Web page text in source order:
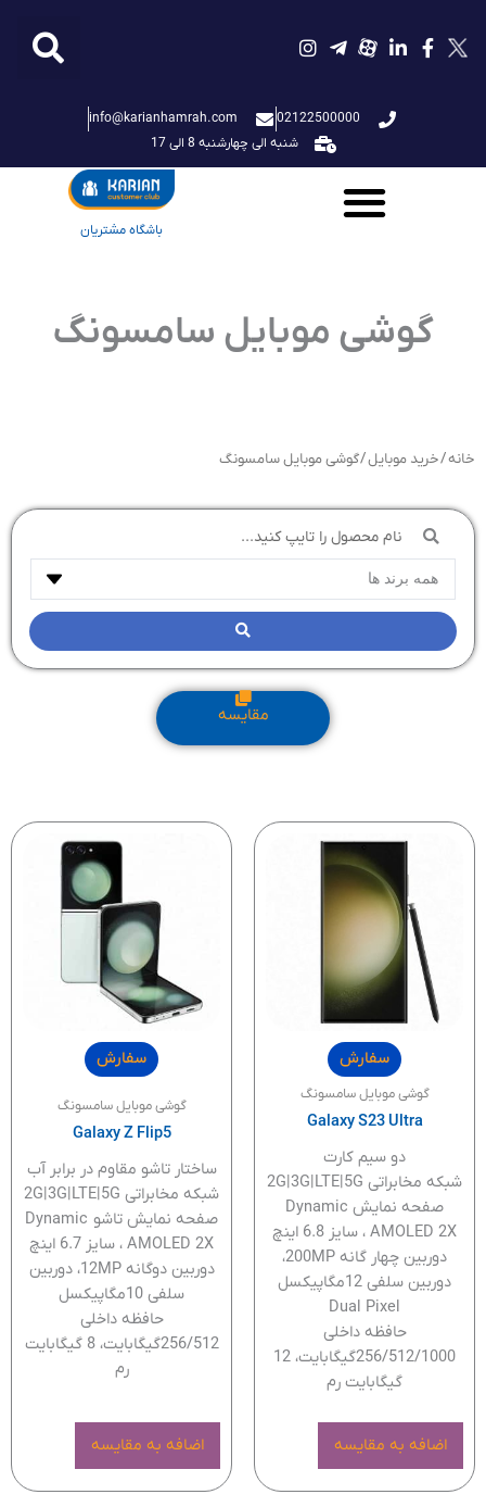
محتوا
02122500000
info@karianhamrah.com
شنبه الی چهارشنبه 8 الی 17
باشگاه مشتریان
گوشی موبایل سامسونگ
خانه/خرید موبایل/ گوشی موبایل سامسونگ
جستجو
...
مقایسه
سفارش
گوشی موبایل سامسونگ
Galaxy S23 Ultra
دو سیم کارت
شبکه مخابراتی 2G|3G|LTE|5G
صفحه نمایش Dynamic
AMOLED 2X ، سایز 6.8 اینچ
دوربین چهار گانه 200MP،
دوربین سلفی 12مگاپیکسل
Dual Pixel
حافظه داخلی
256/512/1000گیگابایت، 12
گیگابایت رم
اضافه به مقایسه
سفارش
گوشی موبایل سامسونگ
Galaxy Z Flip5
ساختار تاشو مقاوم در برابر آب
شبکه مخابراتی 2G|3G|LTE|5G
صفحه نمایش تاشو Dynamic
AMOLED 2X ، سایز 6.7 اینچ
دوربین دوگانه 12MP، دوربین
سلفی 10مگاپیکسل
حافظه داخلی
256/512گیگابایت، 8 گیگابایت
رم
اضافه به مقایسه